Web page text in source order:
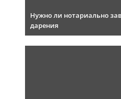
Нужно ли нотариально
дарения